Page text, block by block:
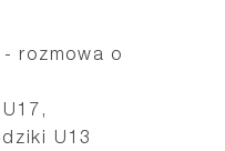
- rozmowa o
U13